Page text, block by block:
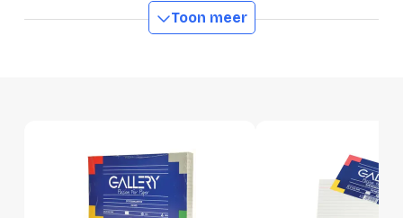
Productformaat
Gewicht
260 g
Verpakking
Toon meer